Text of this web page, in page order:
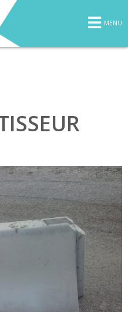
MENU